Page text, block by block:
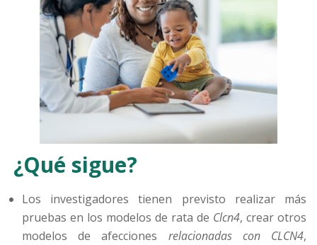
¿Qué sigue?
Los investigadores tienen previsto realizar más
pruebas en los modelos de rata de Clcn4, crear otros
modelos de afecciones relacionadas con CLCN4,